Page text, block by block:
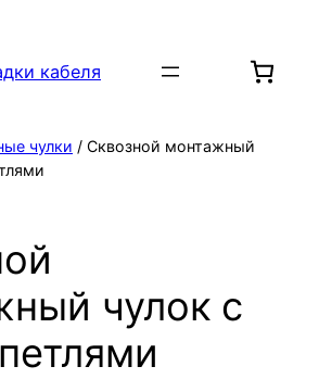
кабеля
чулки / Сквозной монтажный
чулок с